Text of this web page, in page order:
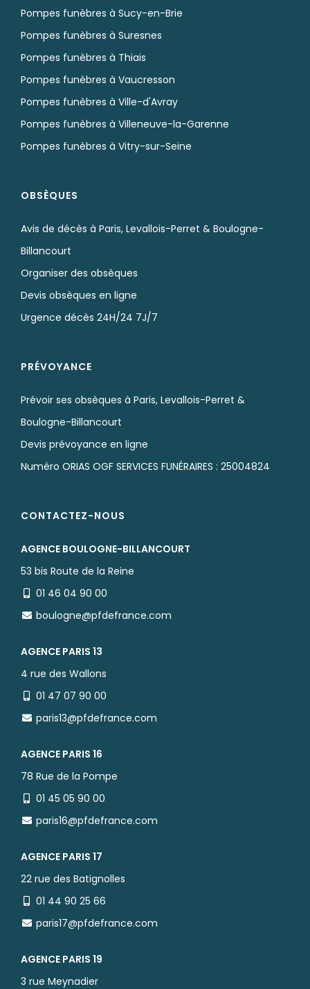
Pompes funèbres à Sucy-en-Brie
Pompes funèbres à Suresnes
Pompes funèbres à Thiais
Pompes funèbres à Vaucresson
Pompes funèbres à Ville-d'Avray
Pompes funèbres à Villeneuve-la-Garenne
Pompes funèbres à Vitry-sur-Seine
OBSÈQUES
Avis de décès à Paris, Levallois-Perret & Boulogne-
Billancourt
Organiser des obsèques
Devis obsèques en ligne
Urgence décès 24H/24 7J/7
PRÉVOYANCE
Prévoir ses obsèques à Paris, Levallois-Perret &
Boulogne-Billancourt
Devis prévoyance en ligne
Numéro ORIAS OGF SERVICES FUNÉRAIRES : 25004824
CONTACTEZ-NOUS
AGENCE BOULOGNE-BILLANCOURT
53 bis Route de la Reine
01 46 04 90 00
boulogne@pfdefrance.com
AGENCE PARIS 13
4 rue des Wallons
01 47 07 90 00
paris13@pfdefrance.com
AGENCE PARIS 16
78 Rue de la Pompe
01 45 05 90 00
paris16@pfdefrance.com
AGENCE PARIS 17
22 rue des Batignolles
01 44 90 25 66
paris17@pfdefrance.com
AGENCE PARIS 19
3 rue Meynadier